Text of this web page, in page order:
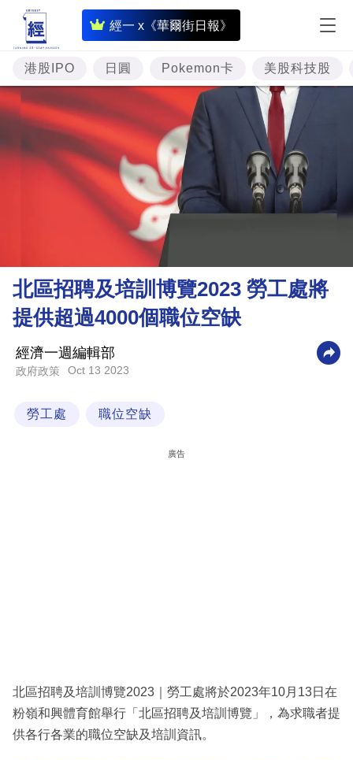
經一 x《華爾街日報》
即
時
財
經
專
題
投
資
樓
理
財
商
業
科
區
港股IPO 日圓 Pokemon卡 美股科技股
北區招聘及培訓博覽2023 勞工處將
提供超過4000個職位空缺
經濟一週編輯部
政府政策 Oct 13 2023
勞工處 職位空缺
廣告
北區招聘及培訓博覽2023｜勞工處將於2023年10月13日在
粉嶺和興體育館舉行「北區招聘及培訓博覽」，為求職者提
供各行各業的職位空缺及培訓資訊。